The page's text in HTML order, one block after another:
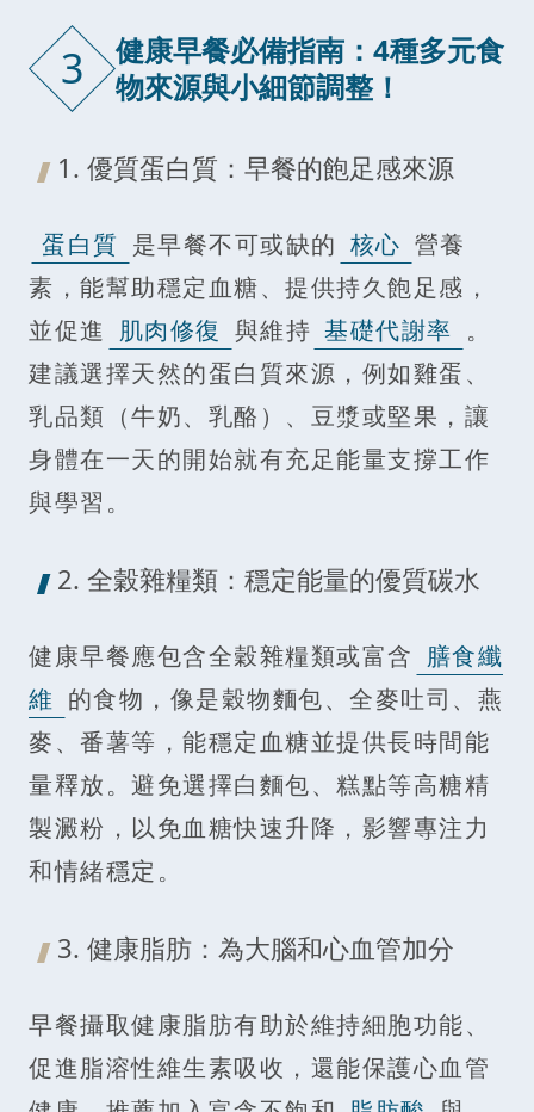
3
健康早餐必備指南：4種多元食
物來源與小細節調整！
1. 優質蛋白質：早餐的飽足感來源
蛋白質 是早餐不可或缺的 核心 營養
素，能幫助穩定血糖、提供持久飽足感，
並促進
肌肉修復 與維持 基礎代謝率 。
建議選擇天然的蛋白質來源，例如雞蛋、
乳品類（牛奶、乳酪）、豆漿或堅果，讓
身體在一天的開始就有充足能量支撐工作
與學習。
2. 全穀雜糧類：穩定能量的優質碳水
健康早餐應包含全穀雜糧類或富含 膳食纖
維 的食物，像是穀物麵包、全麥吐司、燕
麥、番薯等，能穩定血糖並提供長時間能
量釋放。避免選擇白麵包、糕點等高糖精
製澱粉，以免血糖快速升降，影響專注力
和情緒穩定。
3. 健康脂肪：為大腦和心血管加分
早餐攝取健康脂肪有助於維持細胞功能、
促進脂溶性維生素吸收，還能保護心血管